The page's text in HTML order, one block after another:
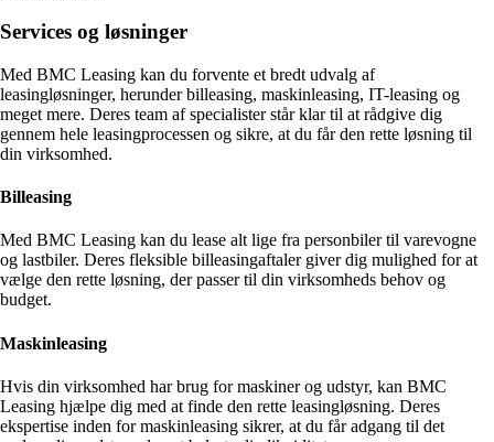
Services og løsninger
Med BMC Leasing kan du forvente et bredt udvalg af
leasingløsninger, herunder billeasing, maskinleasing, IT-leasing og
meget mere. Deres team af specialister står klar til at rådgive dig
gennem hele leasingprocessen og sikre, at du får den rette løsning til
din virksomhed.
Billeasing
Med BMC Leasing kan du lease alt lige fra personbiler til varevogne
og lastbiler. Deres fleksible billeasingaftaler giver dig mulighed for at
vælge den rette løsning, der passer til din virksomheds behov og
budget.
Maskinleasing
Hvis din virksomhed har brug for maskiner og udstyr, kan BMC
Leasing hjælpe dig med at finde den rette leasingløsning. Deres
ekspertise inden for maskinleasing sikrer, at du får adgang til det